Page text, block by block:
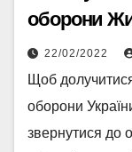
оборони
22/02/2022
Щоб
оборони
звернутися до